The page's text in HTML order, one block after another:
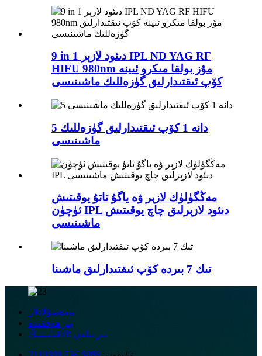
9 in 1 دىئود لازېر IPL ND YAG RF
HIFU 980nm مۇز بولقا مىكرو ئىينە
كۆپ ئىقتىدارلىق گۈزەللىك ماشىنىسى
5 دانە 1 كۆپ ئىقتىدارلىق گۈزەللىك
ماشىنىسى
مەڭگۈلۈك لازېر ۋە ياگۇ تاتۇ يوقىتىش
ئۈچۈن IPL دىئود لازېرلىق چاچ يوقىتىش
ماشىنىسى
تىك 7 بىردە كۆپ ئىقتىدارلىق ماشىنا
مەھسۇلاتلار
بىز ھەققىدە
بىز بىلەن ئالاقىلىشىڭ